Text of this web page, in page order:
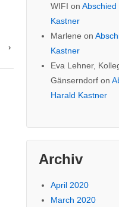
›
WIFI on Abschied
Kastner
Marlene on
Kastner
Eva Lehner,
Gänserndorfon
Harald Kastner
Archiv
April 2020
March 2020